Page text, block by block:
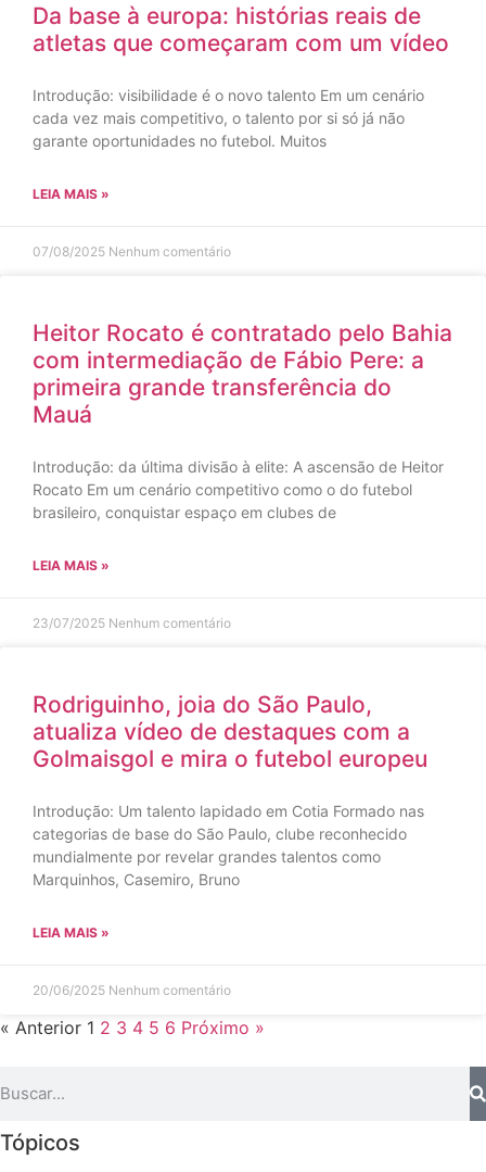
Da base à europa: histórias reais de
atletas que começaram com um vídeo
Introdução: visibilidade é o novo talento Em um cenário
cada vez mais competitivo, o talento por si só já não
garante oportunidades no futebol. Muitos
LEIA MAIS »
07/08/2025 Nenhum comentário
Heitor Rocato é contratado pelo Bahia
com intermediação de Fábio Pere: a
primeira grande transferência do
Mauá
Introdução: da última divisão à elite: A ascensão de Heitor
Rocato Em um cenário competitivo como o do futebol
brasileiro, conquistar espaço em clubes de
LEIA MAIS »
23/07/2025 Nenhum comentário
Rodriguinho, joia do São Paulo,
atualiza vídeo de destaques com a
Golmaisgol e mira o futebol europeu
Introdução: Um talento lapidado em Cotia Formado nas
categorias de base do São Paulo, clube reconhecido
mundialmente por revelar grandes talentos como
Marquinhos, Casemiro, Bruno
LEIA MAIS »
20/06/2025 Nenhum comentário
« Anterior 1 2 3 4 5 6 Próximo »
Tópicos